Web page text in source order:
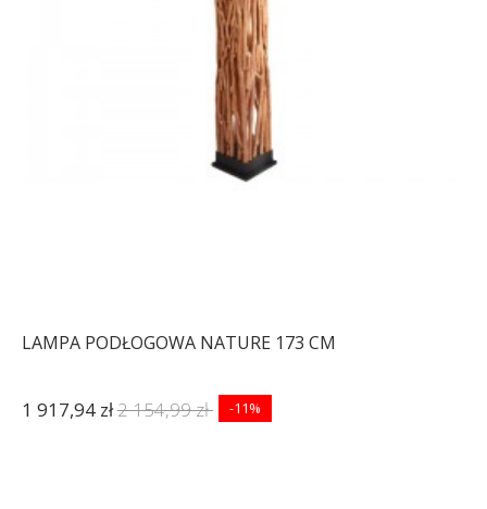
LAMPA PODŁOGOWA NATURE 173 CM
1 917,94 zł2 154,99 zł -11%